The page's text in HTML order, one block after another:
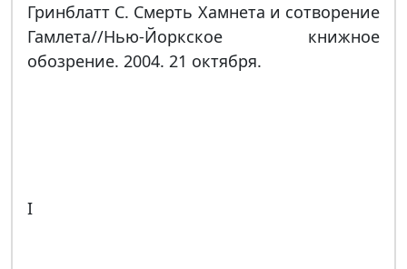
Гринблатт С. Смерть Хамнета и сотворение
Гамлета//Нью-Йоркское книжное
обозрение. 2004. 21 октября.
I